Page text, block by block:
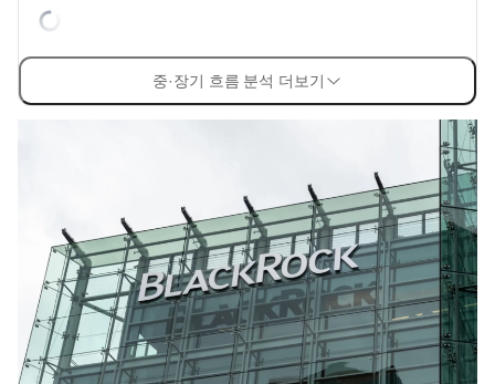
중·장기 흐름 분석 더보기